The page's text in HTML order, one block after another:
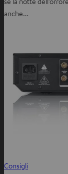
anche…
Consigli